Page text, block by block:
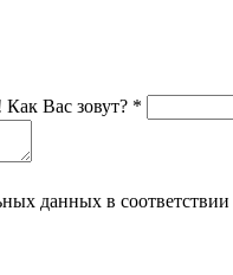
Как Вас зовут? *
данных в соответствии